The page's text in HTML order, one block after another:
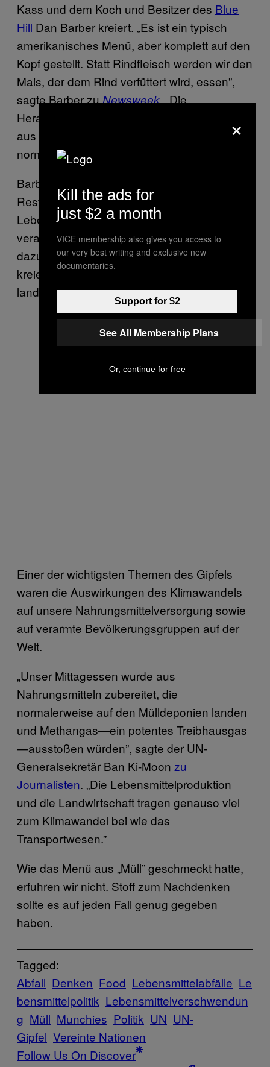
Kass und dem Koch und Besitzer des Blue
Hill Dan Barber kreiert. „Es ist ein typisch
amerikanisches Menü, aber komplett auf den
Kopf gestellt. Statt Rindfleisch werden wir den
Mais, der dem Rind verfüttert wird, essen”,
sagte Barber zuNewsweek. „Die
Herausforderung liegt darin, etwas Leckeres
aus Zutaten zu zaubern, die wir
normalerweise wegschmeißen würden.”
Barber hat bereits in seinem eigenen
Restaurant ein Pop-up zum Thema
Lebensmittelabfälle mit dem Namen wastED
veranstaltet, bei dem er bekannte Köche
dazu herausforderte, Gerichte aus Zutaten zu
kreieren, die normalerweise im Mülleimer
landen.
Einer der wichtigsten Themen des Gipfels
waren die Auswirkungen des Klimawandels
auf unsere Nahrungsmittelversorgung sowie
auf verarmte Bevölkerungsgruppen auf der
Welt.
„Unser Mittagessen wurde aus
Nahrungsmitteln zubereitet, die
normalerweise auf den Mülldeponien landen
und Methangas—ein potentes Treibhausgas
—ausstoßen würden”, sagte der UN-
Generalsekretär Ban Ki-Moon zu
Journalisten. „Die Lebensmittelproduktion
und die Landwirtschaft tragen genauso viel
zum Klimawandel bei wie das
Transportwesen.”
Wie das Menü aus „Müll” geschmeckt hatte,
erfuhren wir nicht. Stoff zum Nachdenken
sollte es auf jeden Fall genug gegeben
haben.
Tagged:
Abfall Denken Food Lebensmittelabfälle Le
bensmittelpolitik Lebensmittelverschwendun
g Müll Munchies Politik UN UN-
Gipfel Vereinte Nationen
Follow Us On Discover
×
Kill the ads for
just $2 a month
VICE membership also gives you access to
our very best writing and exclusive new
documentaries.
Support for $2
See All Membership Plans
Or, continue for free